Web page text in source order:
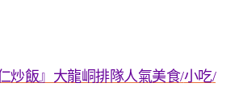
炒飯』大龍峒排隊人氣美食/小吃/